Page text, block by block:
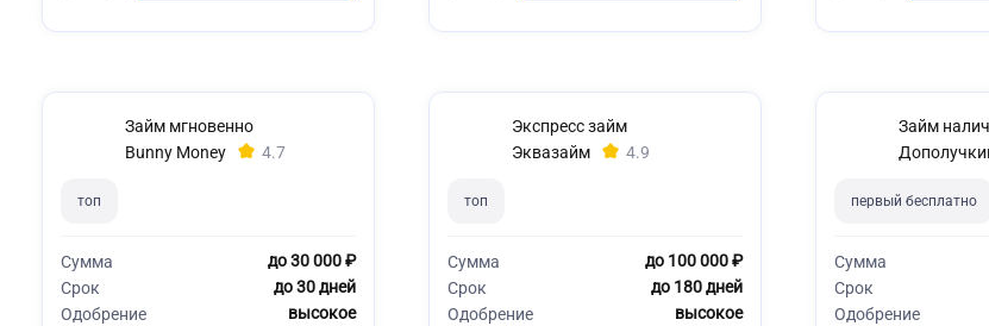
Займ мгновенно
Bunny Money
4.7
топ
Сумма
до 30 000 ₽
Срок
до 30 дней
Одобрение
высокое
Экспресс займ
Эквазайм
4.9
топ
Сумма
до 100 000 ₽
Срок
до 180 дней
Одобрение
высокое
Займ
первый бесплатно
Сумма
Срок
Одобрение